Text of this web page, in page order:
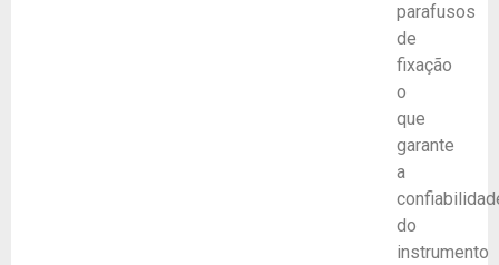
parafusos
de
fixação
o
que
garante
a
do
instrumento